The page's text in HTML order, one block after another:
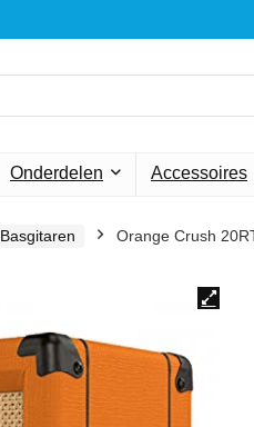
Onderdelen Accessoires
Basgitaren Orange Crush